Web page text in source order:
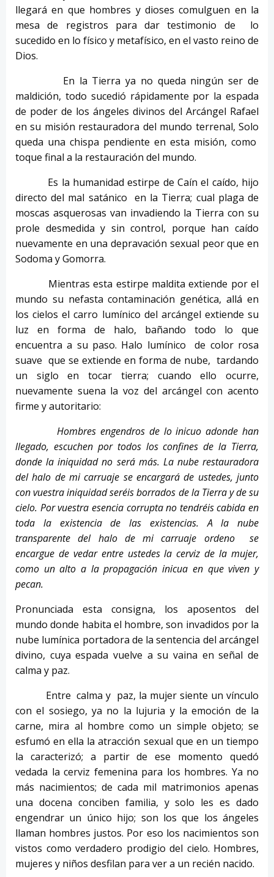
llegará en que hombres y dioses comulguen en la
mesa de registros para dar testimonio de lo
sucedido en lo físico y metafísico, en el vasto reino de
Dios.
En la Tierra ya no queda ningún ser de
maldición, todo sucedió rápidamente por la espada
de poder de los ángeles divinos del Arcángel Rafael
en su misión restauradora del mundo terrenal, Solo
queda una chispa pendiente en esta misión, como
toque final a la restauración del mundo.
Es la humanidad estirpe de Caín el caído, hijo
directo del mal satánico en la Tierra; cual plaga de
moscas asquerosas van invadiendo la Tierra con su
prole desmedida y sin control, porque han caído
nuevamente en una depravación sexual peor que en
Sodoma y Gomorra.
Mientras esta estirpe maldita extiende por el
mundo su nefasta contaminación genética, allá en
los cielos el carro lumínico del arcángel extiende su
luz en forma de halo, bañando todo lo que
encuentra a su paso. Halo lumínico de color rosa
suave que se extiende en forma de nube, tardando
un siglo en tocar tierra; cuando ello ocurre,
nuevamente suena la voz del arcángel con acento
firme y autoritario:
Hombres engendros de lo inicuo adonde han
llegado, escuchen por todos los confines de la Tierra,
donde la iniquidad no será más. La nube restauradora
del halo de mi carruaje se encargará de ustedes, junto
con vuestra iniquidad seréis borrados de la Tierra y de su
cielo. Por vuestra esencia corrupta no tendréis cabida en
toda la existencia de las existencias. A la nube
transparente del halo de mi carruaje ordeno se
encargue de vedar entre ustedes la cerviz de la mujer,
como un alto a la propagación inicua en que viven y
pecan.
Pronunciada esta consigna, los aposentos del
mundo donde habita el hombre, son invadidos por la
nube lumínica portadora de la sentencia del arcángel
divino, cuya espada vuelve a su vaina en señal de
calma y paz.
Entre calma y paz, la mujer siente un vínculo
con el sosiego, ya no la lujuria y la emoción de la
carne, mira al hombre como un simple objeto; se
esfumó en ella la atracción sexual que en un tiempo
la caracterizó; a partir de ese momento quedó
vedada la cerviz femenina para los hombres. Ya no
más nacimientos; de cada mil matrimonios apenas
una docena conciben familia, y solo les es dado
engendrar un único hijo; son los que los ángeles
llaman hombres justos. Por eso los nacimientos son
vistos como verdadero prodigio del cielo. Hombres,
mujeres y niños desfilan para ver a un recién nacido.